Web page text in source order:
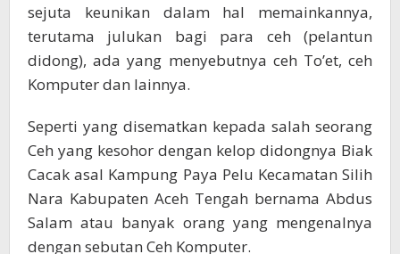
sejuta keunikan dalam hal memainkannya,
terutama julukan bagi para ceh (pelantun
didong), ada yang menyebutnya ceh To’et, ceh
Komputer dan lainnya.
Seperti yang disematkan kepada salah seorang
Ceh yang kesohor dengan kelop didongnya Biak
Cacak asal Kampung Paya Pelu Kecamatan Silih
Nara Kabupaten Aceh Tengah bernama Abdus
Salam atau banyak orang yang mengenalnya
dengan sebutan Ceh Komputer.